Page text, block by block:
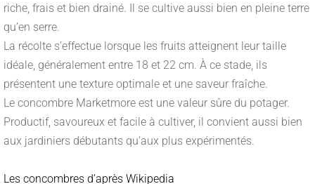
riche, frais et bien drainé. Il se cultive aussi bien en pleine terre
qu’en serre.
La récolte s’effectue lorsque les fruits atteignent leur taille
idéale, généralement entre 18 et 22 cm. À ce stade, ils
présentent une texture optimale et une saveur fraîche.
Le concombre Marketmore est une valeur sûre du potager.
Productif, savoureux et facile à cultiver, il convient aussi bien
aux jardiniers débutants qu’aux plus expérimentés.
Les concombres d’après Wikipedia